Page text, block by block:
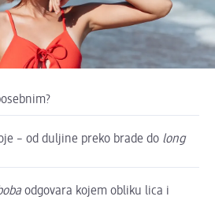
– od duljine preko brade do long
odgovara kojem obliku lica i